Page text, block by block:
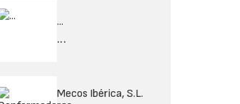
...
...
Mecos Ibérica, S.L.